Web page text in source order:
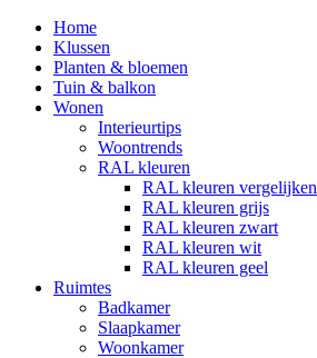
Home
Klussen
Planten & bloemen
Tuin & balkon
Wonen
Interieurtips
Woontrends
RAL kleuren
RAL kleuren vergelijken
RAL kleuren grijs
RAL kleuren zwart
RAL kleuren wit
RAL kleuren geel
Ruimtes
Badkamer
Slaapkamer
Woonkamer